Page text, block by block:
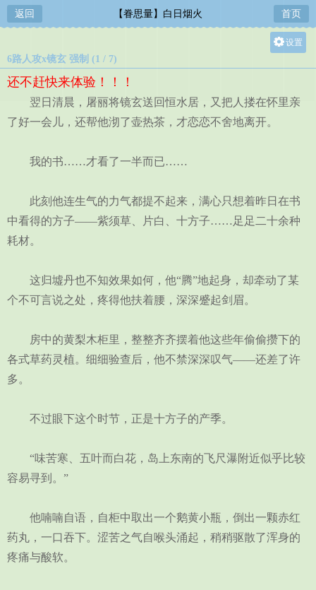
返回 【眷思量】白日烟火 首页
设置
中
6路人攻x镜玄 强制 (1 / 7)
还不赶快来体验！！！
翌日清晨，屠丽将镜玄送回恒水居，又把人搂在怀里亲
了好一会儿，还帮他沏了壶热茶，才恋恋不舍地离开。
我的书……才看了一半而已……
此刻他连生气的力气都提不起来，满心只想着昨日在书
中看得的方子——紫须草、片白、十方子……足足二十余种
耗材。
这归墟丹也不知效果如何，他“腾”地起身，却牵动了某
个不可言说之处，疼得他扶着腰，深深蹙起剑眉。
房中的黄梨木柜里，整整齐齐摆着他这些年偷偷攒下的
各式草药灵植。细细验查后，他不禁深深叹气——还差了许
多。
不过眼下这个时节，正是十方子的产季。
“味苦寒、五叶而白花，岛上东南的飞尺瀑附近似乎比较
容易寻到。”
他喃喃自语，自柜中取出一个鹅黄小瓶，倒出一颗赤红
药丸，一口吞下。涩苦之气自喉头涌起，稍稍驱散了浑身的
疼痛与酸软。